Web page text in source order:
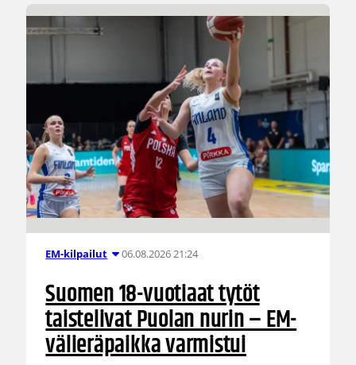
EM-kilpailut 06.08.2026 21:24
Suomen 18-vuotiaat tytöt
taistelivat Puolan nurin – EM-
välieräpaikka varmistui